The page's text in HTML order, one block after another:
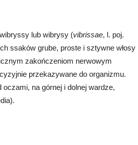
lub wibrysy (vibrissae, l. poj.
ssaków grube, proste i sztywne włosy
zakończeniom nerwowym
przekazywane do organizmu.
na górnej i dolnej wardze,